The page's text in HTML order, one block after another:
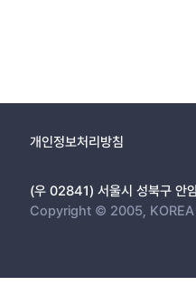
개인정보처리방침
(우 02841) 서울시 성북구 안
Copyright © 2005,